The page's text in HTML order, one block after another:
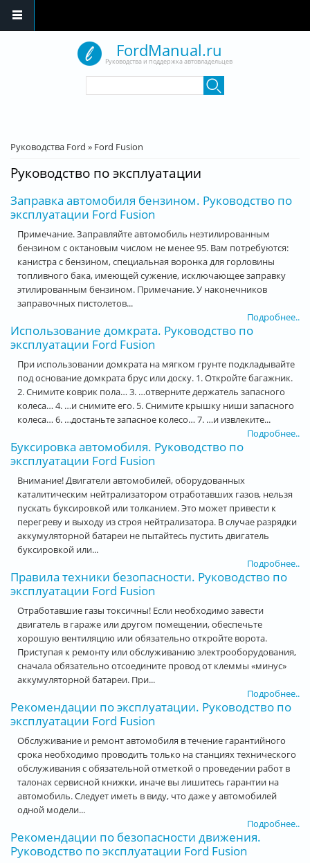
FordManual.ru
Руководства и поддержка автовладельцев
Вы здесь
Руководства Ford » Ford Fusion
Руководство по эксплуатации
Заправка автомобиля бензином. Руководство по
эксплуатации Ford Fusion
Примечание. Заправляйте автомобиль неэтилированным
бензином с октановым числом не менее 95. Вам потребуются:
канистра с бензином, специальная воронка для горловины
топливного бака, имеющей сужение, исключающее заправку
этилированным бензином. Примечание. У наконечников
заправочных пистолетов...
Подробнее..
Использование домкрата. Руководство по
эксплуатации Ford Fusion
При использовании домкрата на мягком грунте подкладывайте
под основание домкрата брус или доску. 1. Откройте багажник.
2. Снимите коврик пола… 3. …отверните держатель запасного
колеса… 4. …и снимите его. 5. Снимите крышку ниши запасного
колеса… 6. …достаньте запасное колесо… 7. …и извлеките...
Подробнее..
Буксировка автомобиля. Руководство по
эксплуатации Ford Fusion
Внимание! Двигатели автомобилей, оборудованных
каталитическим нейтрализатором отработавших газов, нельзя
пускать буксировкой или толканием. Это может привести к
перегреву и выходу из строя нейтрализатора. В случае разрядки
аккумуляторной батареи не пытайтесь пустить двигатель
буксировкой или...
Подробнее..
Правила техники безопасности. Руководство по
эксплуатации Ford Fusion
Отработавшие газы токсичны! Если необходимо завести
двигатель в гараже или другом помещении, обеспечьте
хорошую вентиляцию или обязательно откройте ворота.
Приступая к ремонту или обслуживанию электрооборудования,
сначала обязательно отсоедините провод от клеммы «минус»
аккумуляторной батареи. При...
Подробнее..
Рекомендации по эксплуатации. Руководство по
эксплуатации Ford Fusion
Обслуживание и ремонт автомобиля в течение гарантийного
срока необходимо проводить только на станциях технического
обслуживания с обязательной отметкой о проведении работ в
талонах сервисной книжки, иначе вы лишитесь гарантии на
автомобиль. Следует иметь в виду, что даже у автомобилей
одной модели...
Подробнее..
Рекомендации по безопасности движения.
Руководство по эксплуатации Ford Fusion